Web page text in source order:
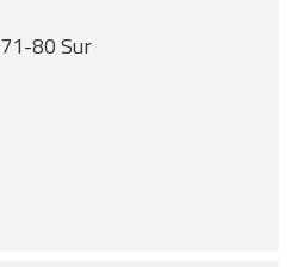
80 Sur